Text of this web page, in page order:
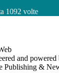
1092 volte
and
Publishing &